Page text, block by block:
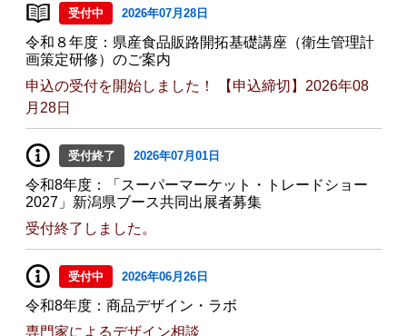
受付中 2026年07月28日
令和８年度：県産食品販路開拓基礎講座（衛生管理計
画策定研修）のご案内
申込の受付を開始しました！ 【申込締切】2026年08
月28日
受付終了 2026年07月01日
令和8年度：「スーパーマーケット・トレードショー
2027」新潟県ブース共同出展者募集
受付終了しました。
受付中 2026年06月26日
令和8年度：商品デザイン・ラボ
専門家によるデザイン相談